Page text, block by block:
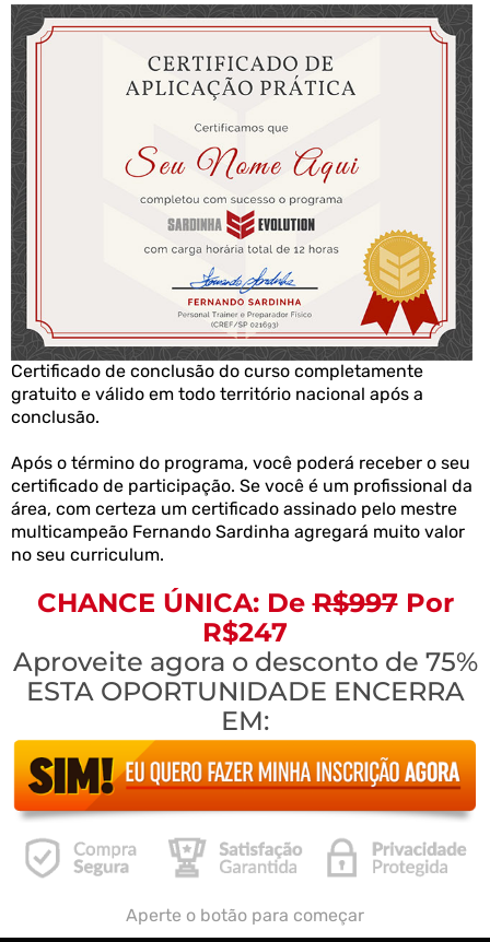
você achar que o SARDINHA EVOLUTION não é para
você por qualquer motivo, basta enviar um e-mail
para a nossa equipe de suporte que devolvemos
cada centavo que você investiu.
O Sardinha não te prometeria algo que não tivesse a
absoluta certeza de que poderia cumprir…
A verdade é que você não tem nada a perder, pois o
SARDINHA EVOLUTION tem uma garantia
incondicional e por qualquer motivo não gostar só
solicitar seu dinheiro de volta, pois devolvemos 100%
do seu investimento.
Certificado de conclusão do curso completamente
gratuito e válido em todo território nacional após a
conclusão.
Após o término do programa, você poderá receber o seu
certificado de participação. Se você é um profissional da
área, com certeza um certificado assinado pelo mestre
multicampeão Fernando Sardinha agregará muito valor
no seu curriculum.
CHANCE ÚNICA: DeR$997Por
R$247
Aproveite agora o desconto de 75%
ESTA OPORTUNIDADE ENCERRA
EM:
Aperte o botão para começar